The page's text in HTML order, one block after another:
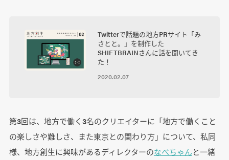
Twitterで話題の地方PRサイト「み
さとと。」を制作した
SHIFTBRAINさんに話を聞いてき
た！
2020.02.07
第3回は、地方で働く3名のクリエイターに「地方で働くこと
の楽しさや難しさ、また東京との関わり方」について、私同
様、地方創生に興味があるディレクターのなべちゃんと一緒